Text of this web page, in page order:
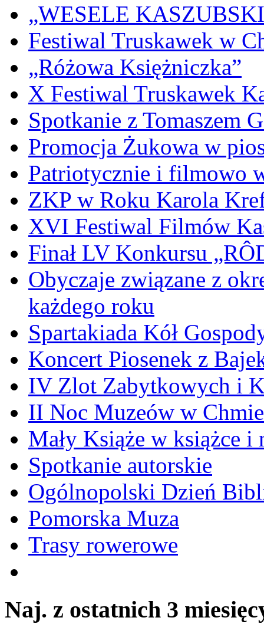
„WESELE
Festiwal Truskawek w
„Różowa Księżniczka”
X Festiwal Truskawek
Spotkanie z Tomaszem
Promocja Żukowa w
Patriotycznie i filmowo
ZKP w Roku Karola
XVI Festiwal Filmów
Finał LV Konkursu
Obyczaje związane z
każdego roku
Spartakiada Kół
Koncert Piosenek z
IV Zlot Zabytkowych i
II Noc Muzeów w
Mały Książe w książce i
Spotkanie autorskie
Ogólnopolski Dzień
Pomorska Muza
Trasy rowerowe
Naj. z ostatnich 3